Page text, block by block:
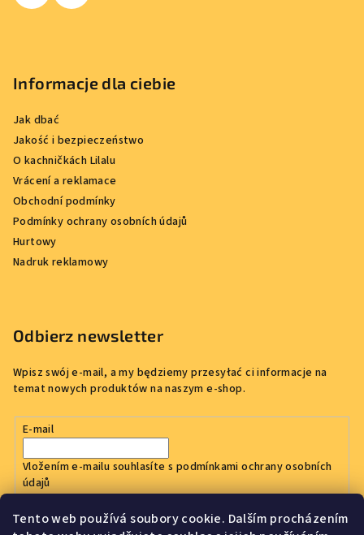
Tento web používá soubory cookie. Dalším procházením
Informacje dla ciebie
Jak dbać
Jakość i bezpieczeństwo
O kachničkách Lilalu
Vrácení a reklamace
Obchodní podmínky
Podmínky ochrany osobních údajů
Hurtowy
Nadruk reklamowy
Odbierz newsletter
Wpisz swój e-mail, a my będziemy przesyłać ci informacje na
temat nowych produktów na naszym e-shop.
E-mail
Vložením e-mailu souhlasíte s podmínkami ochrany osobních
údajů
Zaloguj się